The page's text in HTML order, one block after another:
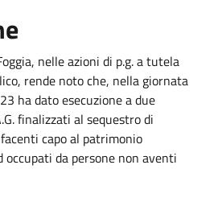
nelle azioni di p.g. a tutela
rende noto che, nella giornata
ha dato esecuzione a due
finalizzati al sequestro di
capo al patrimonio
da persone non aventi